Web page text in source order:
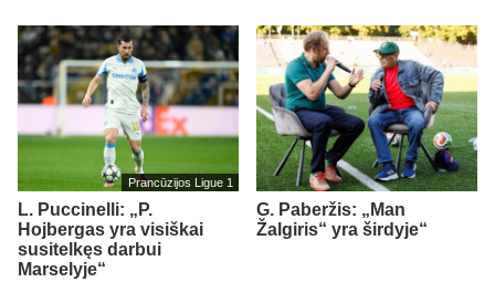
Prancūzijos Ligue 1
L. Puccinelli: „P.
Hojbergas yra visiškai
susitelkęs darbui
Marselyje“
G. Paberžis: „Man
Žalgiris“ yra širdyje“